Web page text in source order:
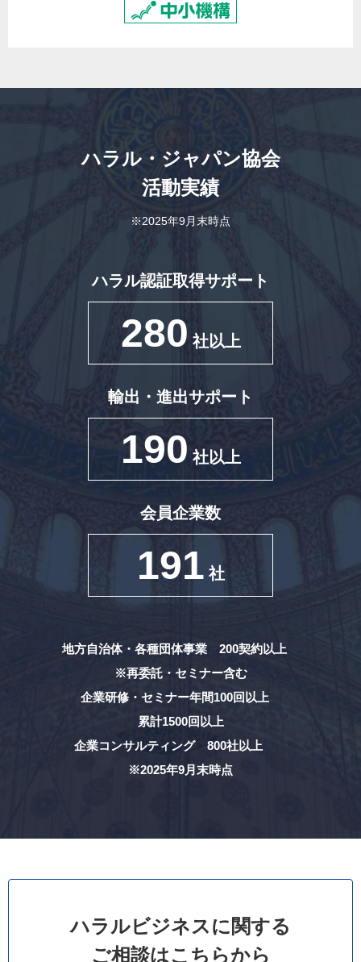
ハラル・ジャパン協会
活動実績
※2025年9月末時点
ハラル認証取得サポート
280 社以上
輸出・進出サポート
190 社以上
会員企業数
191 社
地方自治体・各種団体事業 200契約以上
※再委託・セミナー含む
企業研修・セミナー年間100回以上
累計1500回以上
企業コンサルティング 800社以上
※2025年9月末時点
ハラルビジネスに関する
ご相談はこちらから